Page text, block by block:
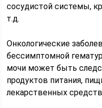
сосудистой системы,
т.д.
Онкологические
бессимптомной
мочи может быть
продуктов питания,
лекарственных